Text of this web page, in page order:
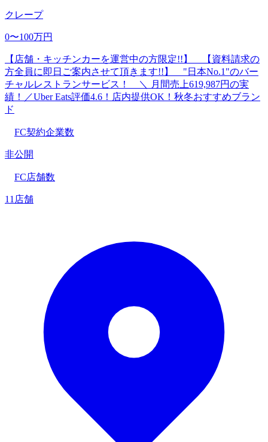
クレープ
0〜100万円
【店舗・キッチンカーを運営中の方限定!!】 【資料請求の
方全員に即日ご案内させて頂きます!!】 "日本No.1"のバー
チャルレストランサービス！ ＼ 月間売上619,987円の実
績！／Uber Eats評価4.6！店内提供OK！秋冬おすすめブラン
ド
FC契約企業数
非公開
FC店舗数
11店舗